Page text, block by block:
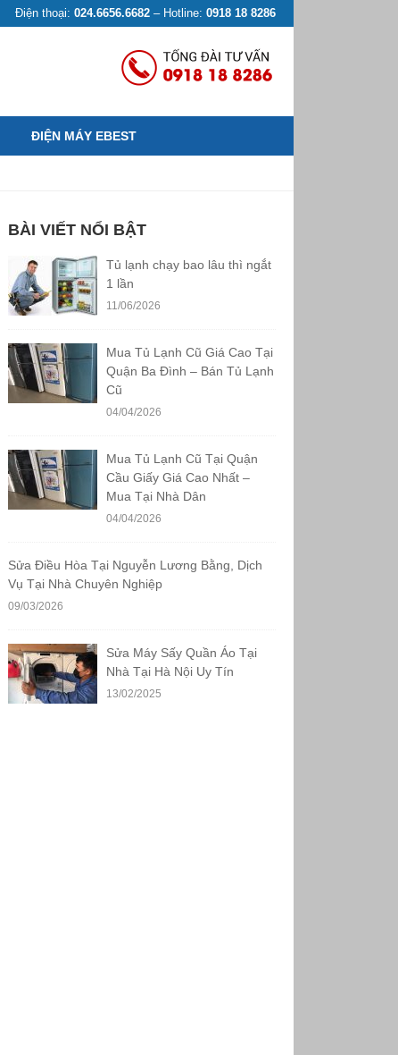
Điện thoại: 024.6656.6682 – Hotline: 0918 18 8286
ĐIỆN MÁY EBEST
BÀI VIẾT NỔI BẬT
Tủ lạnh chạy bao lâu thì ngắt
1 lần
11/06/2026
Mua Tủ Lạnh Cũ Giá Cao Tại
Quận Ba Đình – Bán Tủ Lạnh
Cũ
04/04/2026
Mua Tủ Lạnh Cũ Tại Quận
Cầu Giấy Giá Cao Nhất –
Mua Tại Nhà Dân
04/04/2026
Sửa Điều Hòa Tại Nguyễn Lương Bằng, Dịch
Vụ Tại Nhà Chuyên Nghiệp
09/03/2026
Sửa Máy Sấy Quần Áo Tại
Nhà Tại Hà Nội Uy Tín
13/02/2025